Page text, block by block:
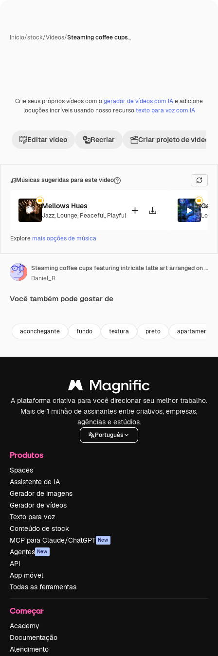
Início/stock/Vídeos/Steaming coffee cups…
PremiumGerada com IA
Crie seus próprios vídeos com ogerador de vídeos com IAe adicione
locuções incríveis usando nosso recursotexto para voz com IA
Editar vídeo Recriar Criar projeto de vídeo
Músicas sugeridas para este vídeo
Mellows Hues
Jazz, Lounge, Peaceful, Playful
Explore mais opções de música
Steaming coffee cups featuring intricate latte art arranged on dark starry background, showcasing barista craftsmanship and artistic beverage presentation
Daniel_R
Você também pode gostar de
aconchegante fundo textura preto apartamento
A plataforma criativa para você direcionar seu melhor trabalho.
Mais de 1 milhão de assinantes entre criativos, empresas,
agências e estúdios.
Português
Produtos
Spaces
Assistente de IA
Gerador de imagens
Gerador de vídeos
Texto para voz
Conteúdo de stock
MCP para Claude/ChatGPT New
Agentes New
API
App móvel
Todas as ferramentas
Começar
Academy
Documentação
Atendimento